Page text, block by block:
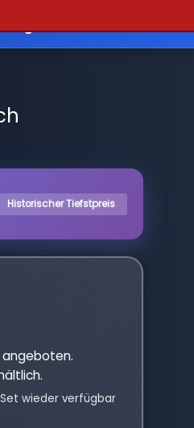
Historischer Tiefstpreis
angeboten.
wieder verfügbar